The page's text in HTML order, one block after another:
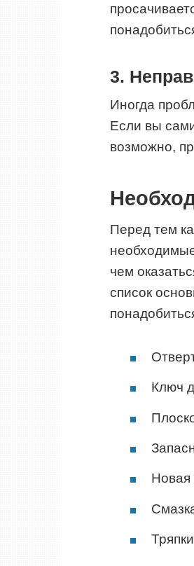
3.
Иногда
Если вы
возможно,
Перед тем
чем
список
Ключ
Новая